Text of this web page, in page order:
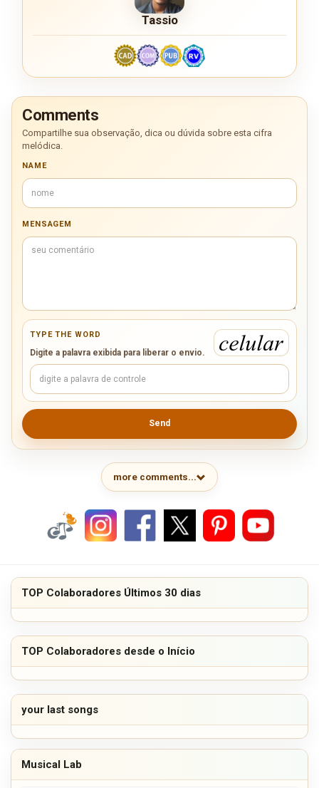
Tassio
Comments
Compartilhe sua observação, dica ou dúvida sobre esta cifra
melódica.
NAME
MENSAGEM
TYPE THE WORD
Digite a palavra exibida para liberar o envio.
Send
more comments...
TOP Colaboradores Últimos 30 dias
TOP Colaboradores desde o Início
your last songs
Musical Lab